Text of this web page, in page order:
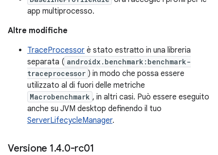
app multiprocesso.
Altre modifiche
TraceProcessor è stato estratto in una libreria
separata ( androidx.benchmark:benchmark-
traceprocessor ) in modo che possa essere
utilizzato al di fuori delle metriche
Macrobenchmark , in altri casi. Può essere eseguito
anche su JVM desktop definendo il tuo
ServerLifecycleManager.
Versione 1.4.0-rc01